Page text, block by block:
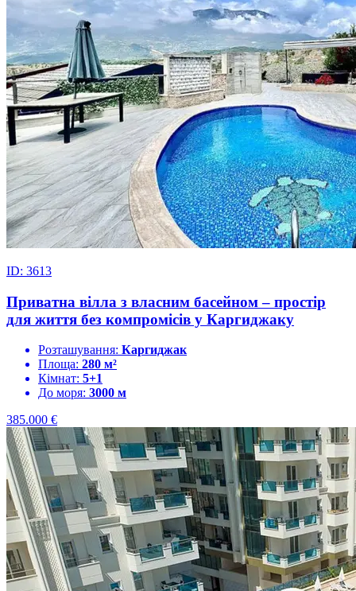
ID: 3613
Приватна вілла з власним басейном – простір
для життя без компромісів у Каргиджаку
Розташування: Каргиджак
Площа: 280 м²
Кімнат: 5+1
До моря: 3000 м
385.000 €